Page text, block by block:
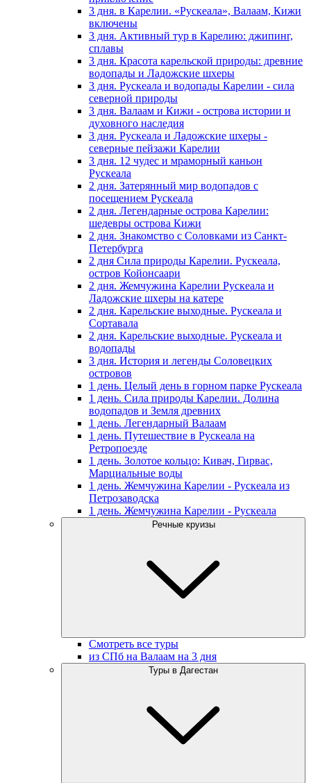
3 дня. в Карелии. «Рускеала», Валаам, Кижи
включены
3 дня. Активный тур в Карелию: джипинг,
сплавы
3 дня. Красота карельской природы: древние
водопады и Ладожские шхеры
3 дня. Рускеала и водопады Карелии - сила
северной природы
3 дня. Валаам и Кижи - острова истории и
духовного наследия
3 дня. Рускеала и Ладожские шхеры -
северные пейзажи Карелии
3 дня. 12 чудес и мраморный каньон
Рускеала
2 дня. Затерянный мир водопадов с
посещением Рускеала
2 дня. Легендарные острова Карелии:
шедевры острова Кижи
2 дня. Знакомство с Соловками из Санкт-
Петербурга
2 дня Сила природы Карелии. Рускеала,
остров Койонсаари
2 дня. Жемчужина Карелии Рускеала и
Ладожские шхеры на катере
2 дня. Карельские выходные. Рускеала и
Сортавала
2 дня. Карельские выходные. Рускеала и
водопады
3 дня. История и легенды Соловецких
островов
1 день. Целый день в горном парке Рускеала
1 день. Сила природы Карелии. Долина
водопадов и Земля древних
1 день. Легендарный Валаам
1 день. Путешествие в Рускеала на
Ретропоезде
1 день. Золотое кольцо: Кивач, Гирвас,
Марциальные воды
1 день. Жемчужина Карелии - Рускеала из
Петрозаводска
1 день. Жемчужина Карелии - Рускеала
Речные круизы
Смотреть все туры
из СПб на Валаам на 3 дня
Туры в Дагестан